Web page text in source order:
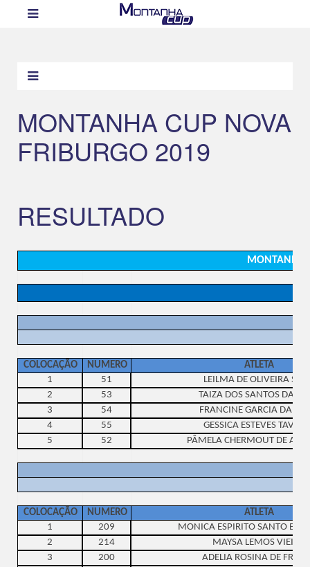
MONTANHA CUP NOVA
FRIBURGO 2019
RESULTADO
MONTANHA
COLOCAÇÃO NUMERO
ATLETA
1
51
LEILMA DE OLIVEIRA
2
53
TAIZA DOS SANTOS DA
3
54
FRANCINE GARCIA
4
55
GESSICA ESTEVES
5
52 PÂMELA CHERMOUT DE
COLOCAÇÃO NUMERO
ATLETA
1
209
MONICA ESPIRITO SANTO
2
214
MAYSA LEMOS VIEIRA
3
200
ADELIA ROSINA DE